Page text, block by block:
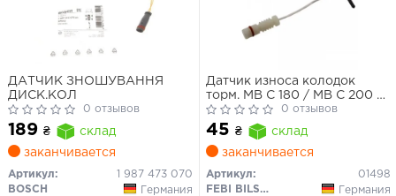
ДАТЧИК ЗНОШУВАННЯ
ДИСК.КОЛ
0 отзывов
189 ₴
склад
заканчивается
Артикул:
1 987 473 070
BOSCH
Германия
Датчик износа колодок
торм. MB C 180 / MB C 200 /
MB 300 (пр-во FEBI)
0 отзывов
45 ₴
склад
заканчивается
Артикул:
01498
FEBI BILSTEIN
Германия